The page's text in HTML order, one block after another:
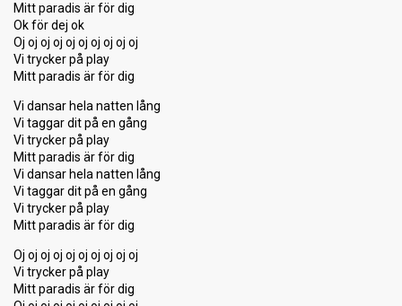
Mitt paradis är för dig
Ok för dej ok
Oj oj oj oj oj oj oj oj oj oj
Vi trycker på play
Mitt paradis är för dig
Vi dansar hela natten lång
Vi taggar dit på en gång
Vi trycker på play
Mitt paradis är för dig
Vi dansar hela natten lång
Vi taggar dit på en gång
Vi trycker på play
Mitt paradis är för dig
Oj oj oj oj oj oj oj oj oj oj
Vi trycker på play
Mitt paradis är för dig